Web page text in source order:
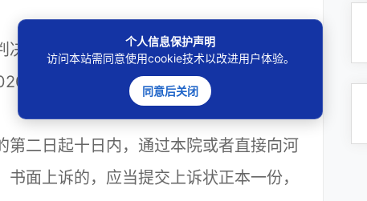
行以前先行羁押的，羁押一日折抵刑
年3月27日止。罚金人民币10000元已
二日起十日内，通过本院或者直接向河
面上诉的，应当提交上诉状正本一份，
个人信息保护声明
访问本站需同意使用cookie技术以改进用户体验。
同意后关闭